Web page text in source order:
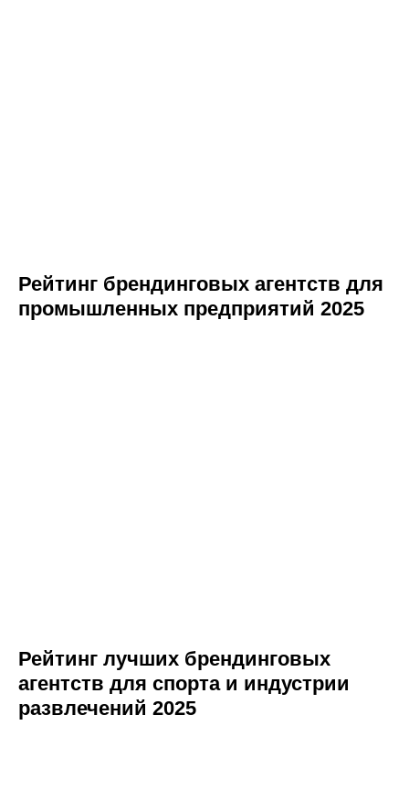
Рейтинг брендинговых агентств для
промышленных предприятий 2025
Рейтинг лучших брендинговых
агентств для спорта и индустрии
развлечений 2025